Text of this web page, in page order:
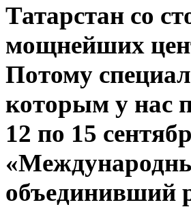
Татарстан со
мощнейших
Потому
которым у нас
12 по 15
объединивший